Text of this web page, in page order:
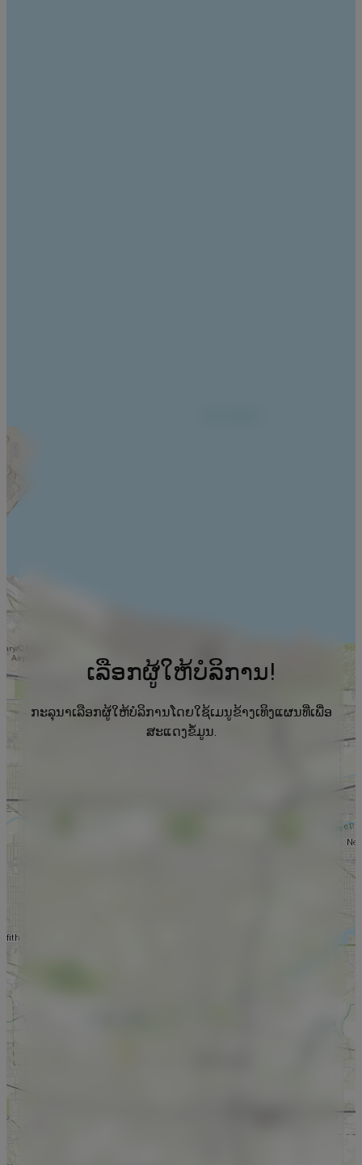
ເລືອກຜູ້ໃຫ້ບໍລິການ!
ກະລຸນາເລືອກຜູ້ໃຫ້ບໍລິການໂດຍໃຊ້ເມນູຂ້າງເທິງແຜນທີ່ເພື່ອ
ສະແດງຂໍ້ມູນ.